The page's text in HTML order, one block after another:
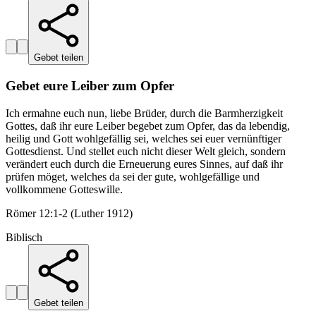
Gebet teilen
Gebet eure Leiber zum Opfer
Ich ermahne euch nun, liebe Brüder, durch die Barmherzigkeit
Gottes, daß ihr eure Leiber begebet zum Opfer, das da lebendig,
heilig und Gott wohlgefällig sei, welches sei euer vernünftiger
Gottesdienst. Und stellet euch nicht dieser Welt gleich, sondern
verändert euch durch die Erneuerung eures Sinnes, auf daß ihr
prüfen möget, welches da sei der gute, wohlgefällige und
vollkommene Gotteswille.
Römer 12:1-2 (Luther 1912)
Biblisch
Gebet teilen